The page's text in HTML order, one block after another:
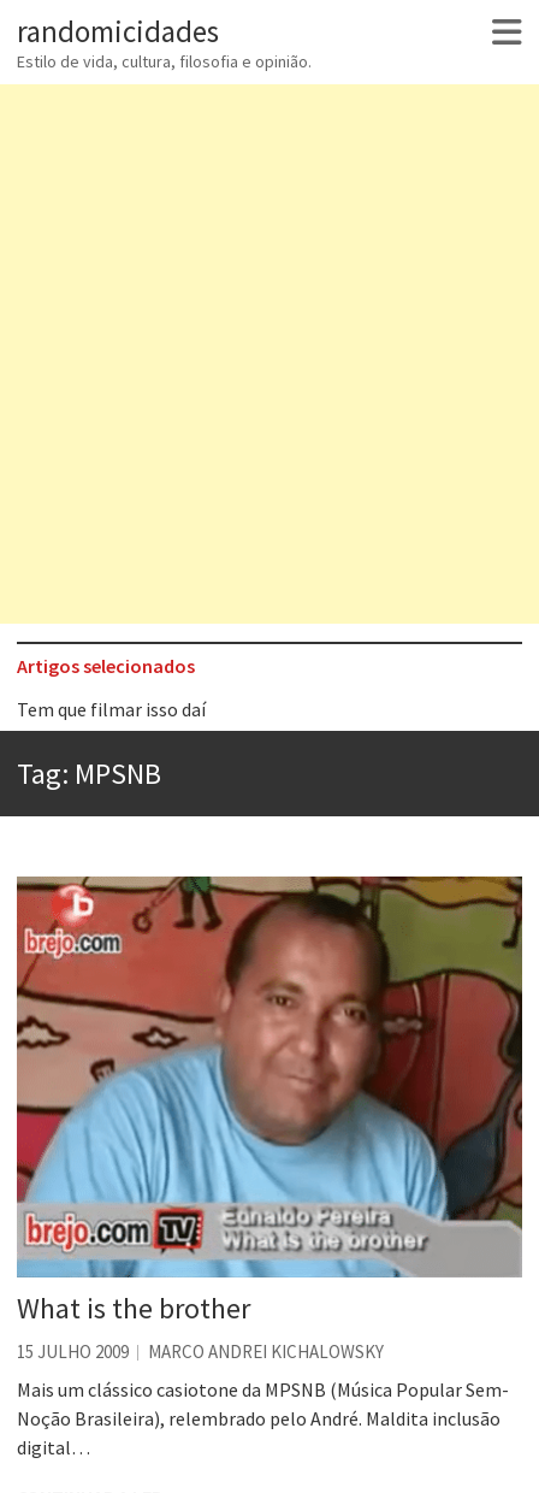
randomicidades
Estilo de vida, cultura, filosofia e opinião.
Artigos selecionados
Tem que filmar isso daí
Aprender a fracassar é o segredo do sucesso
Esse tal de Rock Gaúcho
Os causos de Jorge Luis Borges
Voto obrigatório é correto?
Se queres salvar o mundo, o veganismo não é a resposta
Tag: MPSNB
What is the brother
15 JULHO 2009 MARCO ANDREI KICHALOWSKY
Mais um clássico casiotone da MPSNB (Música Popular Sem-
Noção Brasileira), relembrado pelo André. Maldita inclusão
digital…